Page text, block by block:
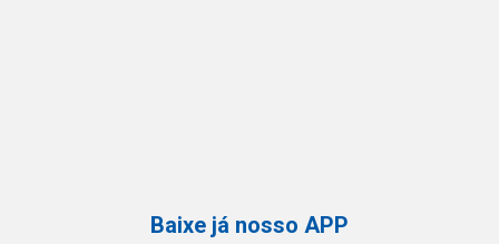
Baixe já nosso APP